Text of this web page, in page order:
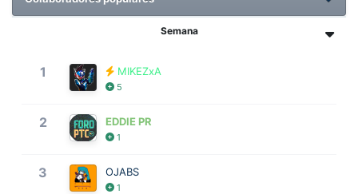
Semana
1 MIKEZxA
5
2 EDDIE PR
1
3 OJABS
1